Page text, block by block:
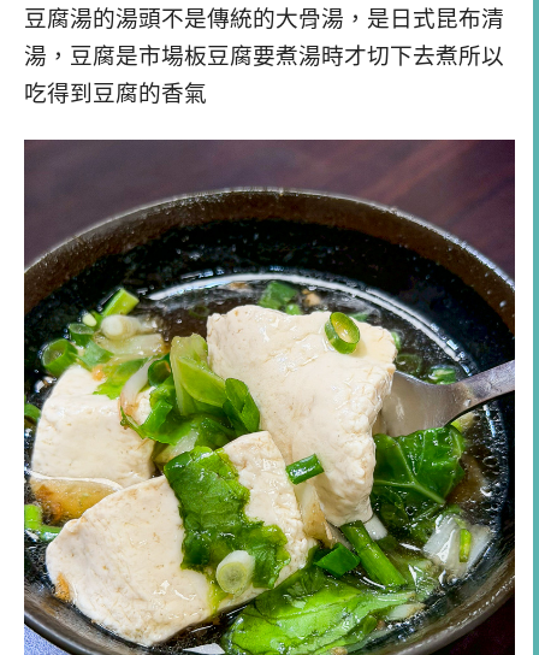
豆腐湯的湯頭不是傳統的大骨湯，是日式昆布清
湯，豆腐是市場板豆腐要煮湯時才切下去煮所以
吃得到豆腐的香氣